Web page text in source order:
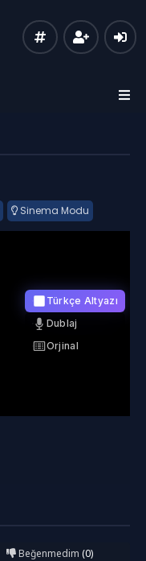
Sinema Modu
Beğenmedim (0)